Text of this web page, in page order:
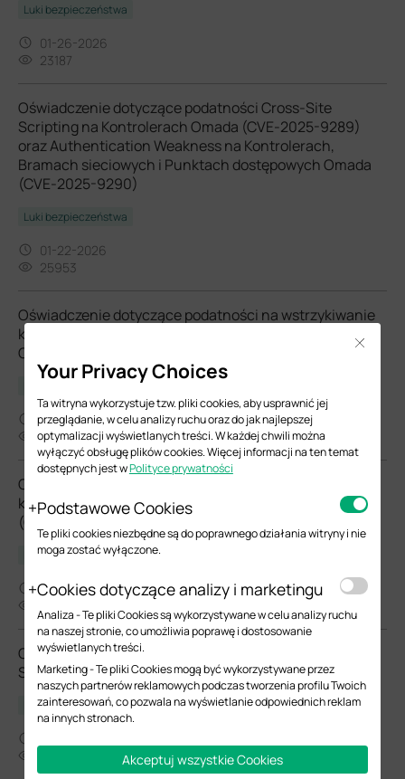
Luki bezpieczeństwa
01-26-2026
23187
Oświadczenie dotyczące podatności Cross-Site
Scripting na Kontrolerach Omada (CVE-2025-9289)
oraz Authentication Weakness na Kontrolerach,
Bramach sieciowych i Punktach dostępowych Omada
(CVE-2025-9290)
Luki bezpieczeństwa
01-22-2026
25953
Oświadczenie dotyczące podatności na wstrzykiwanie
kodu systemu operacyjnego na bramach sieciowych
Omada (CVE-2025-6541 oraz CVE-2025-6542)
07-17-2026
44657
Oświadczenie dotyczące podatności na wstrzykiwanie
kodu i dostępu root na bramach sieciowych Omada
(CVE-2025-7850 oraz CVE-2025-7851)
Luki bezpieczeństwa
07-17-2026
Oświadczenie dotyczące podatności zabezpieczeń
Spring Framework
Luki bezpieczeństwa
Your Privacy Choices
Ta witryna wykorzystuje tzw. pliki cookies, aby usprawnić jej
przeglądanie, w celu analizy ruchu oraz do jak najlepszej
optymalizacji wyświetlanych treści. W każdej chwili można
wyłączyć obsługę plików cookies. Więcej informacji na ten temat
dostępnych jest wPolityce prywatności
Podstawowe Cookies
Te pliki cookies niezbędne są do poprawnego działania witryny i nie
moga zostać wyłączone.
Cookies dotyczące analizy i marketingu
Analiza - Te pliki Cookies są wykorzystywane w celu analizy ruchu
na naszej stronie, co umożliwia poprawę i dostosowanie
wyświetlanych treści.
Marketing - Te pliki Cookies mogą być wykorzystywane przez
naszych partnerów reklamowych podczas tworzenia profilu Twoich
zainteresowań, co pozwala na wyświetlanie odpowiednich reklam
na innych stronach.
Akceptuj wszystkie Cookies
Close